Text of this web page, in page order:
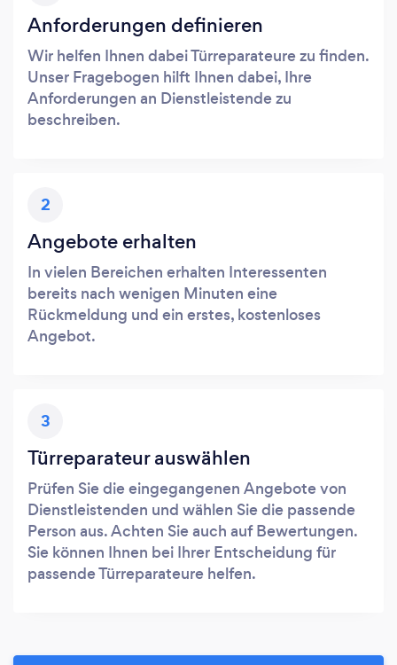
Anforderungen definieren
Wir helfen Ihnen dabei Türreparateure zu finden.
Unser Fragebogen hilft Ihnen dabei, Ihre
Anforderungen an Dienstleistende zu
beschreiben.
2
Angebote erhalten
In vielen Bereichen erhalten Interessenten
bereits nach wenigen Minuten eine
Rückmeldung und ein erstes, kostenloses
Angebot.
3
Türreparateur auswählen
Prüfen Sie die eingegangenen Angebote von
Dienstleistenden und wählen Sie die passende
Person aus. Achten Sie auch auf Bewertungen.
Sie können Ihnen bei Ihrer Entscheidung für
passende Türreparateure helfen.